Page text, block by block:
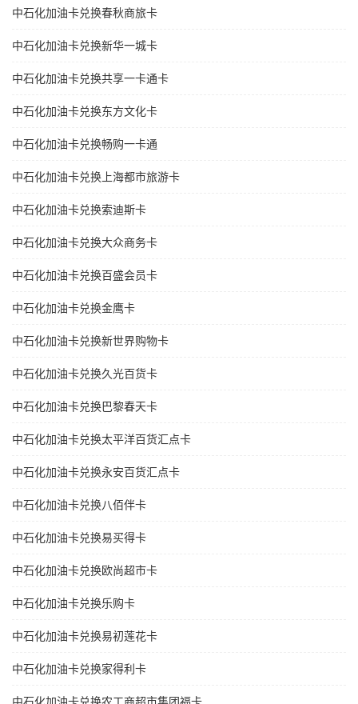
中石化加油卡兑换春秋商旅卡
中石化加油卡兑换新华一城卡
中石化加油卡兑换共享一卡通卡
中石化加油卡兑换东方文化卡
中石化加油卡兑换畅购一卡通
中石化加油卡兑换上海都市旅游卡
中石化加油卡兑换索迪斯卡
中石化加油卡兑换大众商务卡
中石化加油卡兑换百盛会员卡
中石化加油卡兑换金鹰卡
中石化加油卡兑换新世界购物卡
中石化加油卡兑换久光百货卡
中石化加油卡兑换巴黎春天卡
中石化加油卡兑换太平洋百货汇点卡
中石化加油卡兑换永安百货汇点卡
中石化加油卡兑换八佰伴卡
中石化加油卡兑换易买得卡
中石化加油卡兑换欧尚超市卡
中石化加油卡兑换乐购卡
中石化加油卡兑换易初莲花卡
中石化加油卡兑换家得利卡